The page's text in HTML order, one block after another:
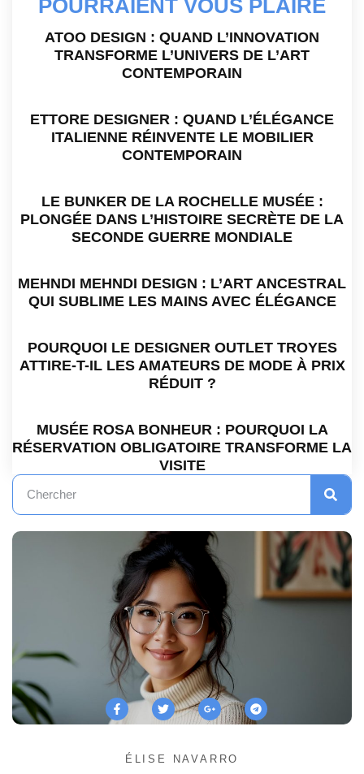
POURRAIENT VOUS PLAIRE
ATOO DESIGN : QUAND L’INNOVATION
TRANSFORME L’UNIVERS DE L’ART
CONTEMPORAIN
ETTORE DESIGNER : QUAND L’ÉLÉGANCE
ITALIENNE RÉINVENTE LE MOBILIER
CONTEMPORAIN
LE BUNKER DE LA ROCHELLE MUSÉE :
PLONGÉE DANS L’HISTOIRE SECRÈTE DE LA
SECONDE GUERRE MONDIALE
MEHNDI MEHNDI DESIGN : L’ART ANCESTRAL
QUI SUBLIME LES MAINS AVEC ÉLÉGANCE
POURQUOI LE DESIGNER OUTLET TROYES
ATTIRE-T-IL LES AMATEURS DE MODE À PRIX
RÉDUIT ?
MUSÉE ROSA BONHEUR : POURQUOI LA
RÉSERVATION OBLIGATOIRE TRANSFORME LA
VISITE
ÉLISE NAVARRO